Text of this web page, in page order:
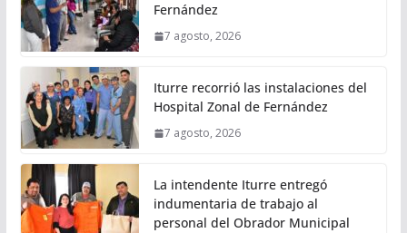
Fernández
7 agosto, 2026
Iturre recorrió las instalaciones del
Hospital Zonal de Fernández
7 agosto, 2026
La intendente Iturre entregó
indumentaria de trabajo al
personal del Obrador Municipal